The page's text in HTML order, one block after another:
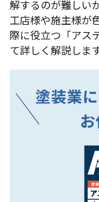
解するのが難しい
工店様や施主様が
際に役立つ「アス
て詳しく解説します